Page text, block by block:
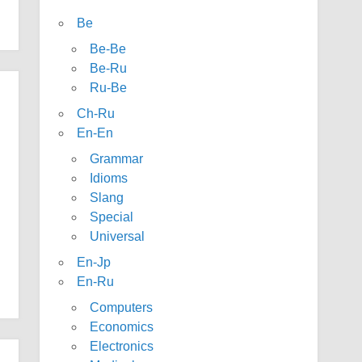
Be
Be-Be
Be-Ru
Ru-Be
Ch-Ru
En-En
Grammar
Idioms
Slang
Special
Universal
En-Jp
En-Ru
Computers
Economics
Electronics